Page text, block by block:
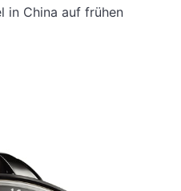
in China auf frühen